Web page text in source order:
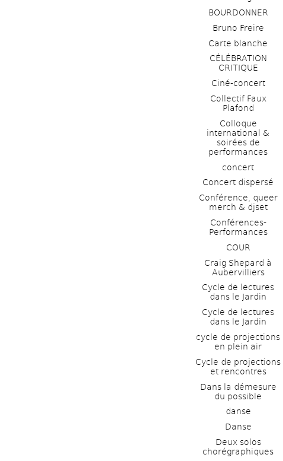
BOURDONNER
Bruno Freire
Carte blanche
CÉLÉBRATION
CRITIQUE
Ciné-concert
Collectif Faux
Plafond
Colloque
international &
soirées de
performances
concert
Concert dispersé
Conférence, queer
merch & djset
Conférences-
Performances
COUR
Craig Shepard à
Aubervilliers
Cycle de lectures
dans le Jardin
Cycle de lectures
dans le Jardin
cycle de projections
en plein air
Cycle de projections
et rencontres
Dans la démesure
du possible
danse
Danse
Deux solos
chorégraphiques